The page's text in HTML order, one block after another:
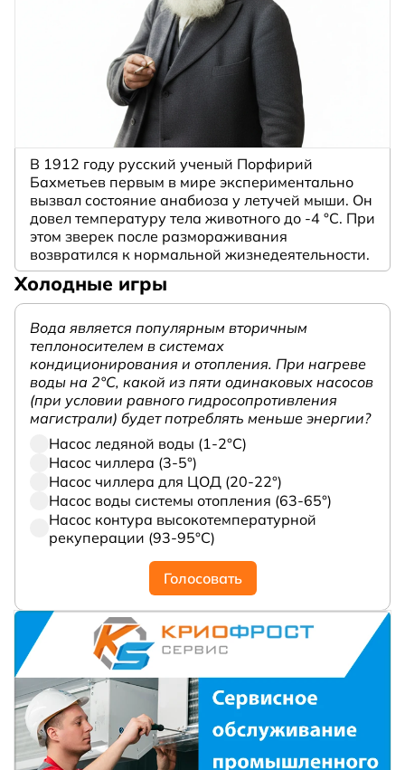
В 1912 году русский ученый Порфирий
Бахметьев первым в мире экспериментально
вызвал состояние анабиоза у летучей мыши. Он
довел температуру тела животного до -4 °C. При
этом зверек после размораживания
возвратился к нормальной жизнедеятельности.
Холодные игры
Вода является популярным вторичным
теплоносителем в системах
кондиционирования и отопления. При нагреве
воды на 2°С, какой из пяти одинаковых насосов
(при условии равного гидросопротивления
магистрали) будет потреблять меньше энергии?
Насос ледяной воды (1-2°С)
Насос чиллера (3-5°)
Насос чиллера для ЦОД (20-22°)
Насос воды системы отопления (63-65°)
Насос контура высокотемпературной
рекуперации (93-95°С)
Голосовать